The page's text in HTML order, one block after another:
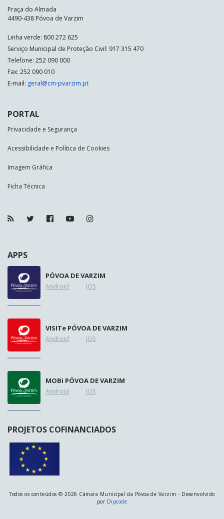
Praça do Almada
4490-438 Póvoa de Varzim
Linha verde: 800 272 625
Serviço Municipal de Proteção Civil: 917 315 470
Telefone: 252 090 000
Fax: 252 090 010
E-mail: geral@cm-pvarzim.pt
PORTAL
Privacidade e Segurança
Acessibilidade e Política de Cookies
Imagem Gráfica
Ficha Técnica
APPS
PÓVOA DE VARZIM
Android IOS
VISITe PÓVOA DE VARZIM
Android IOS
MOBi PÓVOA DE VARZIM
Android IOS
PROJETOS COFINANCIADOS
Todos os conteúdos © 2026 Câmara Municipal da Póvoa de Varzim - Desenvolvido
por Dipcode